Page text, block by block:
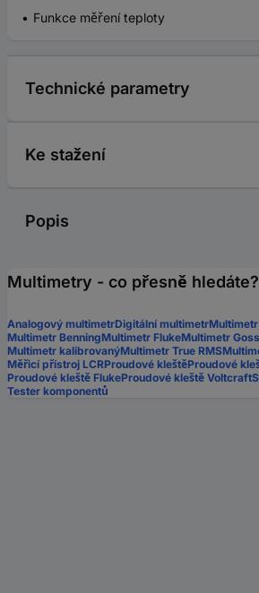
Funkce měření teploty
Technické parametry
Ke stažení
Popis
Multimetry - co přesně hledáte?
Analogový multimetrDigitální multimetr
Multimetr BenningMultimetr FlukeMultimetr
Multimetr kalibrovanýMultimetr True RMS
Měřicí přístroj LCRProudové kleštěProudové
Proudové kleště FlukeProudové kleště Voltcraft
Tester komponentů